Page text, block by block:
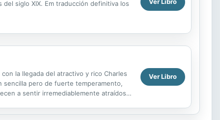
siglo XIX. Em traducción definitiva los Ver Libro
la llegada del atractivo y rico Charles
sencilla pero de fuerte temperamento,
a sentir irremediablemente atraídos
Ver Libro